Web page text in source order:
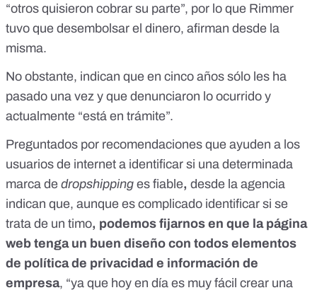
“otros quisieron cobrar su parte”, por lo que Rimmer
tuvo que desembolsar el dinero, afirman desde la
misma.
No obstante, indican que en cinco años sólo les ha
pasado una vez y que denunciaron lo ocurrido y
actualmente “está en trámite”.
Preguntados por recomendaciones que ayuden a los
usuarios de internet a identificar si una determinada
marca de dropshipping es fiable, desde la agencia
indican que, aunque es complicado identificar si se
trata de un timo, podemos fijarnos en que la página
web tenga un buen diseño con todos elementos
de política de privacidad e información de
empresa, “ya que hoy en día es muy fácil crear una